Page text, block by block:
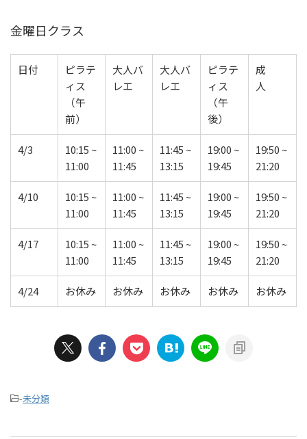
金曜日クラス
日付
ピラテ
ィス
（午
前）
大人バ
レエ
大人バ
レエ
ピラテ
ィス
（午
後）
成
人
4/3
10:15 ~
11:00
11:00 ~
11:45
11:45 ~
13:15
19:00 ~
19:45
19:50 ~
21:20
4/10
10:15 ~
11:00
11:00 ~
11:45
11:45 ~
13:15
19:00 ~
19:45
19:50 ~
21:20
4/17
10:15 ~
11:00
11:00 ~
11:45
11:45 ~
13:15
19:00 ~
19:45
19:50 ~
21:20
4/24 お休み お休み お休み お休み お休み
-未分類